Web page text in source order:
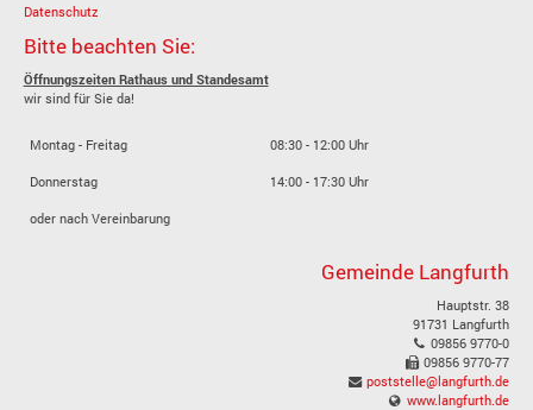
Datenschutz
Bitte beachten Sie:
Öffnungszeiten Rathaus und Standesamt
wir sind für Sie da!
Montag - Freitag 08:30 - 12:00 Uhr
Donnerstag 14:00 - 17:30 Uhr
oder nach Vereinbarung
Gemeinde Langfurth
Hauptstr. 38
91731 Langfurth
09856 9770-0
09856 9770-77
poststelle@langfurth.de
www.langfurth.de